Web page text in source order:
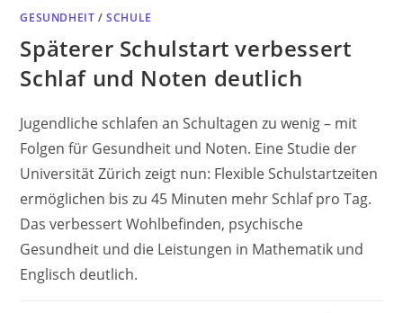
GESUNDHEIT /SCHULE
Späterer Schulstart verbessert
Schlaf und Noten deutlich
Jugendliche schlafen an Schultagen zu wenig – mit
Folgen für Gesundheit und Noten. Eine Studie der
Universität Zürich zeigt nun: Flexible Schulstartzeiten
ermöglichen bis zu 45 Minuten mehr Schlaf pro Tag.
Das verbessert Wohlbefinden, psychische
Gesundheit und die Leistungen in Mathematik und
Englisch deutlich.